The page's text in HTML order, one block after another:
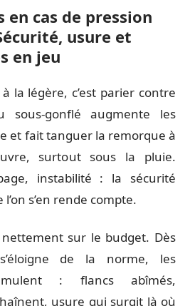
en cas de pression
usure et
en jeu
la légère, c’est parier contre
gonflé augmente les
et fait tanguer la remorque à
surtout sous la pluie.
instabilité : la sécurité
s’en rende compte.
nettement sur le budget. Dès
de la norme, les
: flancs abîmés,
usure qui surgit là où